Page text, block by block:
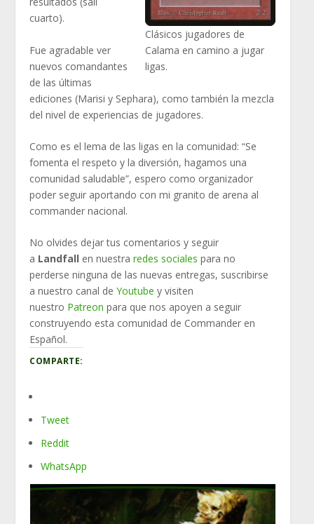
Clásicos jugadores de
Calama en camino a jugar
ligas.
cuarto).
Fue agradable ver
nuevos comandantes
de las últimas
ediciones (Marisi y Sephara), como también la mezcla
del nivel de experiencias de jugadores.
Como es el lema de las ligas en la comunidad: “Se
fomenta el respeto y la diversión, hagamos una
comunidad saludable”, espero como organizador
poder seguir aportando con mi granito de arena al
commander nacional.
No olvides dejar tus comentarios y seguir
a Landfall en nuestraredes sociales para no
perderse ninguna de las nuevas entregas, suscribirse
a nuestro canal deYoutube y visiten
nuestro Patreon para que nos apoyen a seguir
construyendo esta comunidad de Commander en
Español.
COMPARTE:
Tweet
Reddit
WhatsApp